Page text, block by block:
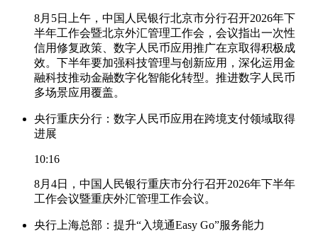
8月5日上午，中国人民银行北京市分行召开2026年下
半年工作会暨北京外汇管理工作会，会议指出一次性
信用修复政策、数字人民币应用推广在京取得积极成
效。下半年要加强科技管理与创新应用，深化运用金
融科技推动金融数字化智能化转型。推进数字人民币
多场景应用覆盖。
央行重庆分行：数字人民币应用在跨境支付领域取得
进展
10:16
8月4日，中国人民银行重庆市分行召开2026年下半年
工作会议暨重庆外汇管理工作会议。
央行上海总部：提升“入境通Easy Go”服务能力